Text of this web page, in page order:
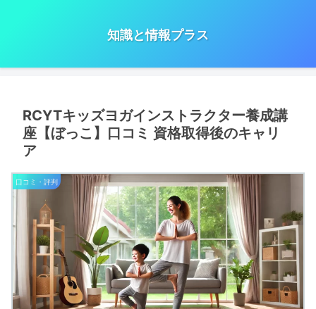
知識と情報プラス
RCYTキッズヨガインストラクター養成講
座【ぼっこ】口コミ 資格取得後のキャリ
ア
口コミ・評判